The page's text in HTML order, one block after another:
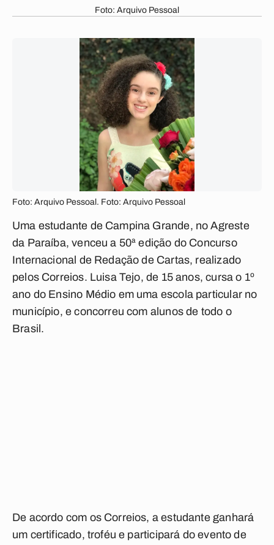
Foto: Arquivo Pessoal
Foto: Arquivo Pessoal. Foto: Arquivo Pessoal
Uma estudante de Campina Grande, no Agreste
da Paraíba, venceu a 50ª edição do Concurso
Internacional de Redação de Cartas, realizado
pelos Correios. Luisa Tejo, de 15 anos, cursa o 1º
ano do Ensino Médio em uma escola particular no
município, e concorreu com alunos de todo o
Brasil.
De acordo com os Correios, a estudante ganhará
um certificado, troféu e participará do evento de